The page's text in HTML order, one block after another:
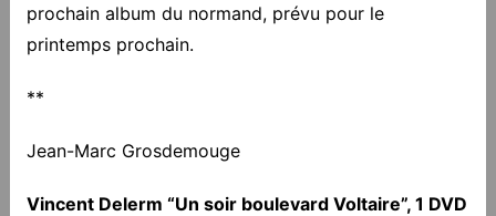
prochain album du normand, prévu pour le
printemps prochain.
**
Jean-Marc Grosdemouge
Vincent Delerm “Un soir boulevard Voltaire”, 1 DVD